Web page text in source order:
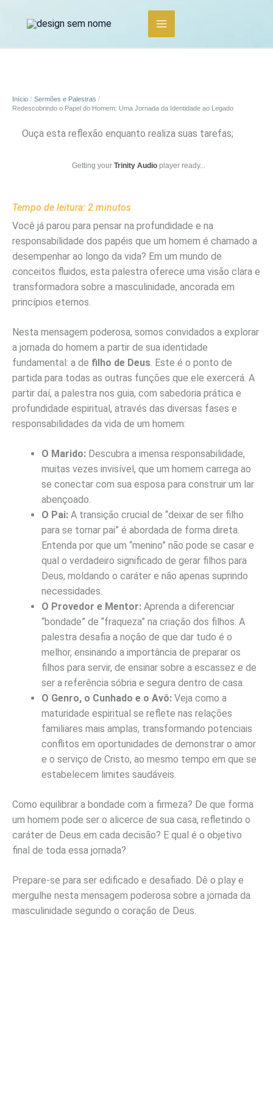
Início
Sermões e Palestras
Redescobrindo o Papel do Homem: Uma Jornada da Identidade ao Legado
Ouça esta reflexão enquanto realiza suas tarefas;
Getting your Trinity Audio player ready...
Tempo de leitura: 2 minutos
Você já parou para pensar na profundidade e na
responsabilidade dos papéis que um homem é chamado a
desempenhar ao longo da vida? Em um mundo de
conceitos fluidos, esta palestra oferece uma visão clara e
transformadora sobre a masculinidade, ancorada em
princípios eternos.
Nesta mensagem poderosa, somos convidados a explorar
a jornada do homem a partir de sua identidade
fundamental: a de filho de Deus. Este é o ponto de
partida para todas as outras funções que ele exercerá. A
partir daí, a palestra nos guia, com sabedoria prática e
profundidade espiritual, através das diversas fases e
responsabilidades da vida de um homem:
O Marido: Descubra a imensa responsabilidade,
muitas vezes invisível, que um homem carrega ao
se conectar com sua esposa para construir um lar
abençoado.
O Pai: A transição crucial de “deixar de ser filho
para se tornar pai” é abordada de forma direta.
Entenda por que um “menino” não pode se casar e
qual o verdadeiro significado de gerar filhos para
Deus, moldando o caráter e não apenas suprindo
necessidades.
O Provedor e Mentor: Aprenda a diferenciar
“bondade” de “fraqueza” na criação dos filhos. A
palestra desafia a noção de que dar tudo é o
melhor, ensinando a importância de preparar os
filhos para servir, de ensinar sobre a escassez e de
ser a referência sóbria e segura dentro de casa.
O Genro, o Cunhado e o Avô: Veja como a
maturidade espiritual se reflete nas relações
familiares mais amplas, transformando potenciais
conflitos em oportunidades de demonstrar o amor
e o serviço de Cristo, ao mesmo tempo em que se
estabelecem limites saudáveis.
Como equilibrar a bondade com a firmeza? De que forma
um homem pode ser o alicerce de sua casa, refletindo o
caráter de Deus em cada decisão? E qual é o objetivo
final de toda essa jornada?
Prepare-se para ser edificado e desafiado. Dê o play e
mergulhe nesta mensagem poderosa sobre a jornada da
masculinidade segundo o coração de Deus.